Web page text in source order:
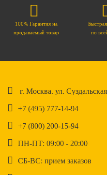
100% Гарантия на
продаваемый товар
по
г. Москва. ул.
+7 (495) 777-14-94
+7 (800) 200-15-94
ПН-ПТ: 09:00 - 20:00
СБ-ВС: прием заказов